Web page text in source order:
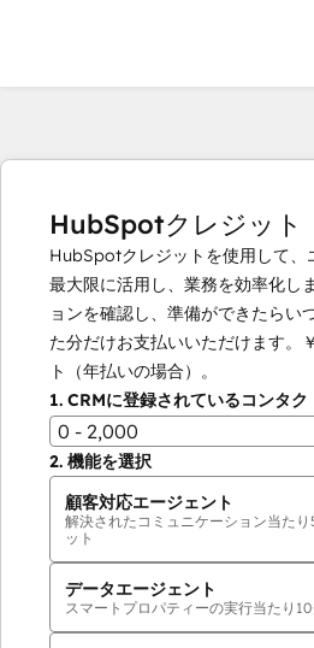
HubSpotクレジット
HubSpotクレジットを使用して、
最大限に活用し、業務を効率化し
ョンを確認し、準備ができたらい
た分だけお支払いいただけます。
ト（年払いの場合）。
1. CRMに登録されているコンタク
0 - 2,000
2. 機能を選択
顧客対応エージェント
解決されたコミュニケーション当たり
ット
データエージェント
スマートプロパティーの実行当たり 10